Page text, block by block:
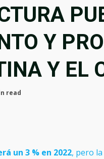
Y
Y EL
read
un 3 % en 2022, pero